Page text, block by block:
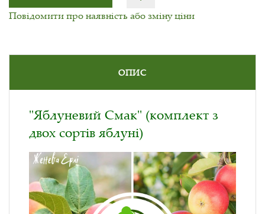
Повідомити про наявність або зміну ціни
ОПИС
"Яблуневий Смак" (комплект з
двох сортів яблуні)